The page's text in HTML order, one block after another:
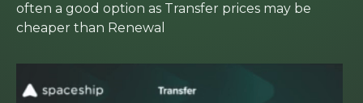
often a good option as Transfer prices may be
cheaper than Renewal